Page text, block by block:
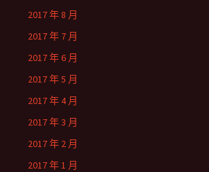
2017 年 8 月
2017 年 7 月
2017 年 6 月
2017 年 5 月
2017 年 4 月
2017 年 3 月
2017 年 2 月
2017 年 1 月